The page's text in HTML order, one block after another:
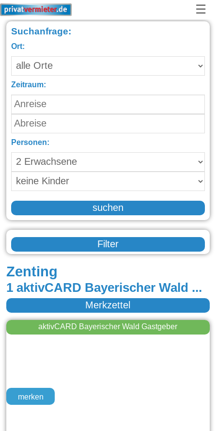
☰
Suchanfrage:
Ort:
Zeitraum:
Personen:
suchen
Filter
Zenting
1 aktivCARD Bayerischer Wald Gastgeber in Zenting
Merkzettel
merken
aktivCARD Bayerischer Wald Gastgeber